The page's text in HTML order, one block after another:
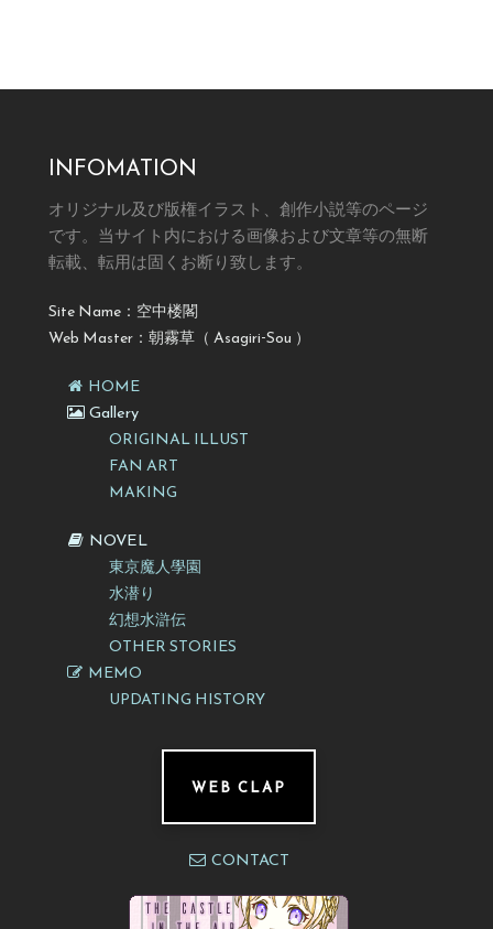
INFOMATION
オリジナル及び版権イラスト、創作小説等のページ
です。 当サイト内における画像および文章等の無断
転載、転用は固くお断り致します。
Site Name：空中楼閣
Web Master：朝霧草（ Asagiri-Sou ）
HOME
Gallery
ORIGINAL ILLUST
FAN ART
MAKING
NOVEL
東京魔人學園
水潜り
幻想水滸伝
OTHER STORIES
MEMO
UPDATING HISTORY
WEB CLAP
CONTACT